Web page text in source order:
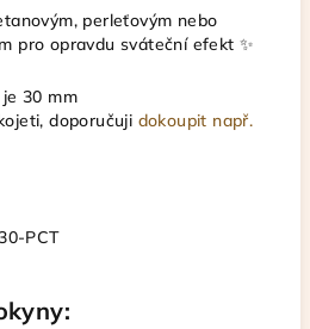
perleťovým nebo
pro opravdu sváteční efekt ✨
30 mm
doporučuji dokoupit např.
PCT